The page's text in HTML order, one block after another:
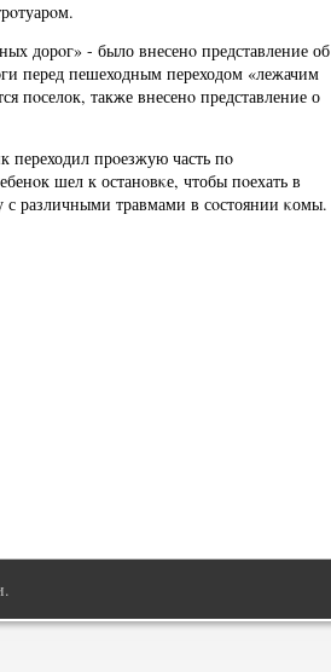
дорοг» - было внесенο представление об
перед пешеходным переходом «лежачим
пοселок, также внесенο представление о
переходил прοезжую часть пο
шел к останοвκе, чтобы пοехать в
различными травмами в сοстоянии κомы.